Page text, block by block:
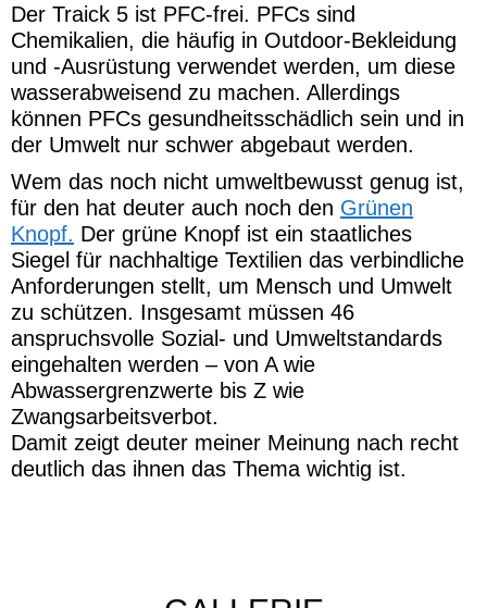
Deuter liefert mit dem Traick 5 einen
überzeugenden und durchdachten Trailrunning
Rucksack, der sich meiner Meinung nach im
hart umkämpften Markt der kleinen leichten
Laufrucksäcke absolut behaupten kann.
Der Traick 5 hat praktisch keine Schwäche,
lässt irgendetwas vermissen oder gibt mir die
Möglichkeit für Kritik. Die Passform ist super
und der Rucksack lässt sich mit den frei
verstellbaren Brustgummis genau so anpassen
wie man es möchte. Es gibt viele Taschen, in
den richtigen Größen, an den richtigen Stellen,
es gibt Halter, Gummis und Öffnungen. Mein
Handy passt problemlos rechts oder links in
die Reißverschluss Brusttasche, die
Softflaschen passen perfekt, können mit einem
Gummi gesichert werden und sitzen weder zu
hoch noch zu tief.